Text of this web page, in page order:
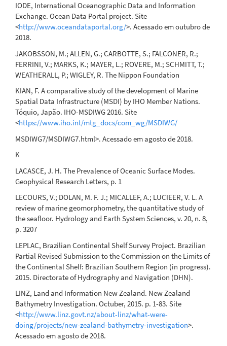
IODE, International Oceanographic Data and Information
Exchange. Ocean Data Portal project. Site
<http://www.oceandataportal.org/>. Acessado em outubro de
2018.
JAKOBSSON, M.; ALLEN, G.; CARBOTTE, S.; FALCONER, R.;
FERRINI, V.; MARKS, K.; MAYER, L.; ROVERE, M.; SCHMITT, T.;
WEATHERALL, P.; WIGLEY, R. The Nippon Foundation
KIAN, F. A comparative study of the development of Marine
Spatial Data Infrastructure (MSDI) by IHO Member Nations.
Tóquio, Japão. IHO-MSDIWG 2016. Site
<https://www.iho.int/mtg_docs/com_wg/MSDIWG/
MSDIWG7/MSDIWG7.html>. Acessado em agosto de 2018.
K
LACASCE, J. H. The Prevalence of Oceanic Surface Modes.
Geophysical Research Letters, p. 1
LECOURS, V.; DOLAN, M. F. J.; MICALLEF, A.; LUCIEER, V. L. A
review of marine geomorphometry, the quantitative study of
the seafloor. Hydrology and Earth System Sciences, v. 20, n. 8,
p. 3207
LEPLAC, Brazilian Continental Shelf Survey Project. Brazilian
Partial Revised Submission to the Commission on the Limits of
the Continental Shelf: Brazilian Southern Region (in progress).
2015. Directorate of Hydrography and Navigation (DHN).
LINZ, Land and Information New Zealand. New Zealand
Bathymetry Investigation. Octuber, 2015. p. 1-83. Site
<http://www.linz.govt.nz/about-linz/what-were-
doing/projects/new-zealand-bathymetry-investigation>.
Acessado em agosto de 2018.